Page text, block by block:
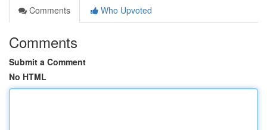
Comments
Who Upvoted
Comments
Submit a Comment
No HTML